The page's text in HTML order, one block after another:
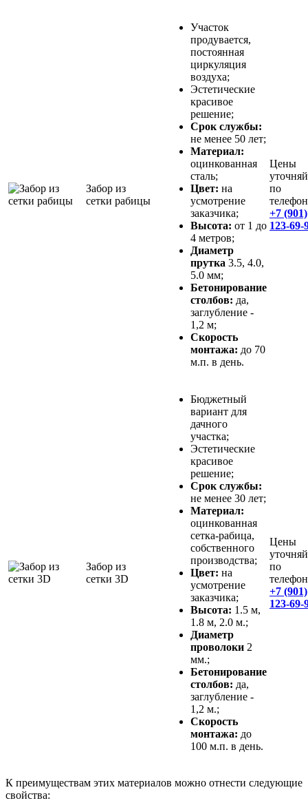
Забор из
сетки рабицы
Участок
продувается,
постоянная
циркуляция
воздуха;
Эстетические
красивое
решение;
Срок службы:
не менее 50 лет;
Материал:
оцинкованная
сталь;
Цвет: на
усмотрение
заказчика;
Высота: от 1 до
4 метров;
Диаметр
прутка 3.5, 4.0,
5.0 мм;
Бетонирование
столбов: да,
заглубление -
1,2 м;
Скорость
монтажа: до 70
м.п. в день.
Цены
по
+7 (901)
123-69-
Забор из
сетки 3D
Бюджетный
вариант для
дачного
участка;
Эстетические
красивое
решение;
Срок службы:
не менее 30 лет;
Материал:
оцинкованная
сетка-рабица,
собственного
производства;
Цвет: на
усмотрение
заказчика;
Высота: 1.5 м,
1.8 м, 2.0 м.;
Диаметр
проволоки 2
мм.;
Бетонирование
столбов: да,
заглубление -
1,2 м.;
Скорость
монтажа: до
100 м.п. в день.
Цены
по
+7 (901)
123-69-
К преимуществам этих материалов можно отнести следующие
свойства: